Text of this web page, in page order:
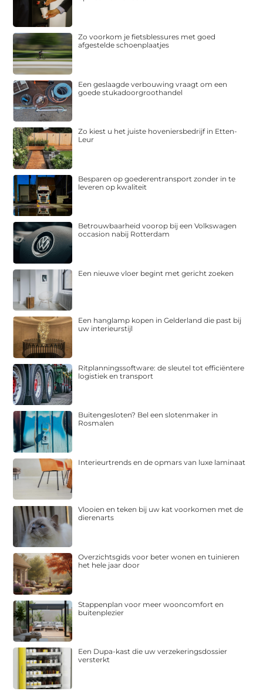
Zo voorkom je fietsblessures met goed
afgestelde schoenplaatjes
Een geslaagde verbouwing vraagt om een
goede stukadoorgroothandel
Zo kiest u het juiste hoveniersbedrijf in Etten-
Leur
Besparen op goederentransport zonder in te
leveren op kwaliteit
Betrouwbaarheid voorop bij een Volkswagen
occasion nabij Rotterdam
Een nieuwe vloer begint met gericht zoeken
Een hanglamp kopen in Gelderland die past bij
uw interieurstijl
Ritplanningssoftware: de sleutel tot efficiëntere
logistiek en transport
Buitengesloten? Bel een slotenmaker in
Rosmalen
Interieurtrends en de opmars van luxe laminaat
Vlooien en teken bij uw kat voorkomen met de
dierenarts
Overzichtsgids voor beter wonen en tuinieren
het hele jaar door
Stappenplan voor meer wooncomfort en
buitenplezier
Een Dupa-kast die uw verzekeringsdossier
versterkt